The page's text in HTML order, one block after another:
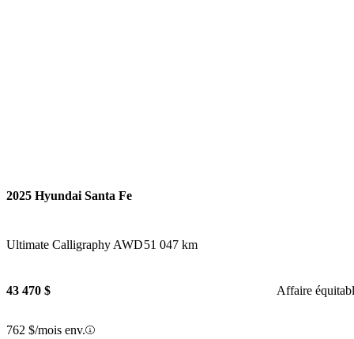
2025 Hyundai Santa Fe
Ultimate Calligraphy AWD51 047 km
43 470 $ Affaire
762 $/mois env.